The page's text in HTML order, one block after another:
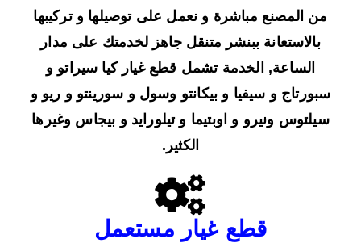
من المصنع مباشرة و نعمل على توصيلها و تركيبها
بالاستعانة ببنشر متنقل جاهز لخدمتك على مدار
الساعة, الخدمة تشمل قطع غيار كيا سيراتو و
سبورتاج و سيفيا و بيكانتو وسول و سورينتو و ريو و
سيلتوس ونيرو و اوبتيما و تيلورايد و بيجاس وغيرها
الكثير.
قطع غيار مستعمل